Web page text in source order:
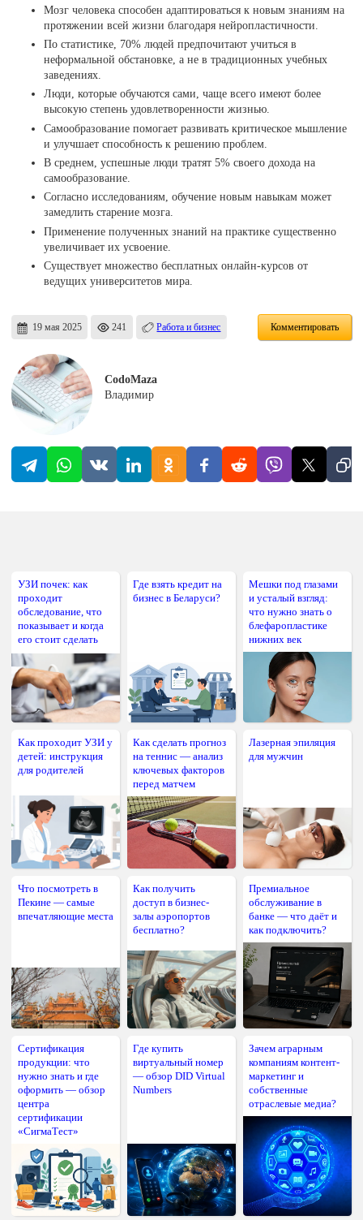
Мозг человека способен адаптироваться к новым знаниям на
протяжении всей жизни благодаря нейропластичности.
По статистике, 70% людей предпочитают учиться в
неформальной обстановке, а не в традиционных учебных
заведениях.
Люди, которые обучаются сами, чаще всего имеют более
высокую степень удовлетворенности жизнью.
Самообразование помогает развивать критическое мышление
и улучшает способность к решению проблем.
В среднем, успешные люди тратят 5% своего дохода на
самообразование.
Согласно исследованиям, обучение новым навыкам может
замедлить старение мозга.
Применение полученных знаний на практике существенно
увеличивает их усвоение.
Существует множество бесплатных онлайн-курсов от
ведущих университетов мира.
19 мая 2025 241 Работа и бизнес Комментировать
CodoMaza
Владимир
УЗИ почек: как
проходит
обследование, что
показывает и когда
его стоит сделать
Где взять кредит на
бизнес в Беларуси?
Мешки под глазами
и усталый взгляд:
что нужно знать о
блефаропластике
нижних век
Как проходит УЗИ у
детей: инструкция
для родителей
Как сделать прогноз
на теннис — анализ
ключевых факторов
перед матчем
Лазерная эпиляция
для мужчин
Что посмотреть в
Пекине — самые
впечатляющие места
Как получить
доступ в бизнес-
залы аэропортов
бесплатно?
Премиальное
обслуживание в
банке — что даёт и
как подключить?
Сертификация
продукции: что
нужно знать и где
оформить — обзор
центра
сертификации
«СигмаТест»
Где купить
виртуальный номер
— обзор DID Virtual
Numbers
Зачем аграрным
компаниям контент-
маркетинг и
собственные
отраслевые медиа?